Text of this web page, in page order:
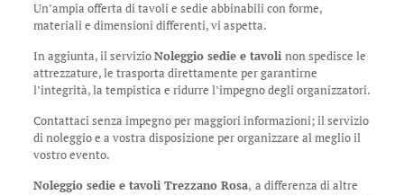
Un’ampia offerta di tavoli e sedie abbinabili con forme,
materiali e dimensioni differenti, vi aspetta.
In aggiunta, il servizioNoleggio sedie e tavoli non spedisce le
attrezzature, le trasporta direttamente per garantirne
l’integrità, la tempistica e ridurre l’impegno degli organizzatori.
Contattaci senza impegno per maggiori informazioni; il servizio
di noleggio e a vostra disposizione per organizzare al meglio il
vostro evento.
Noleggio sedie e tavoli Trezzano Rosa, a differenza di altre